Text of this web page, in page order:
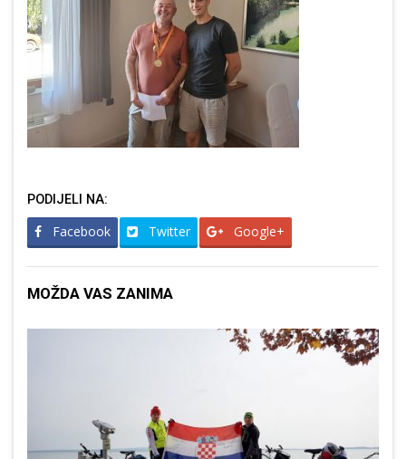
PODIJELI NA:
Facebook Twitter Google+
MOŽDA VAS ZANIMA